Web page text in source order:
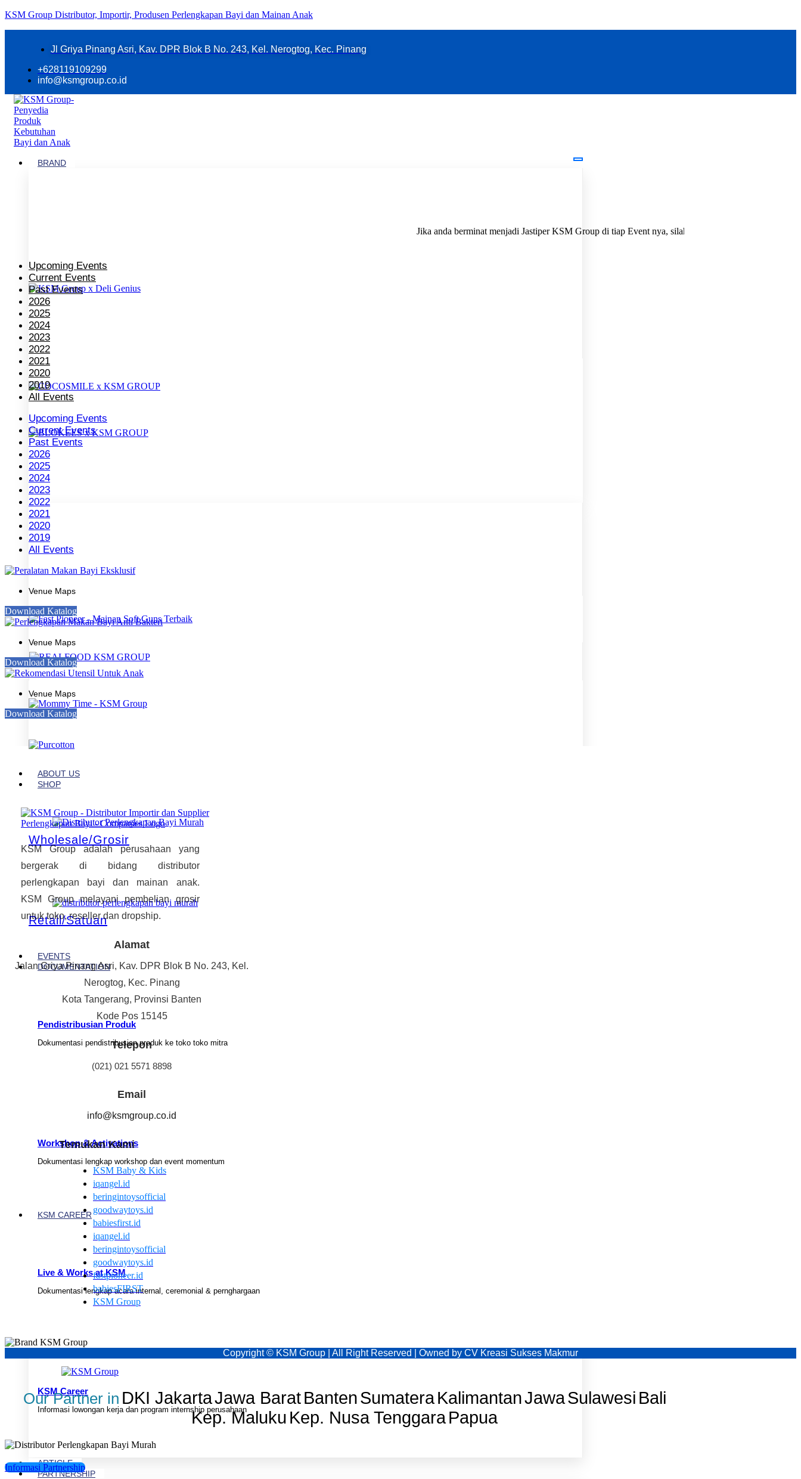
KSM Group Distributor, Importir, Produsen Perlengkapan Bayi dan Mainan Anak
Jl Griya Pinang Asri, Kav. DPR Blok B No. 243, Kel. Nerogtog, Kec. Pinang
+628119109299
info@ksmgroup.co.id
BRAND
ABOUT US
SHOP
Wholesale/Grosir
Retail/Satuan
EVENTS
DOCUMENTATION
Pendistribusian Produk
Dokumentasi pendistribusian produk ke toko toko mitra
Workshop & Activations
Dokumentasi lengkap workshop dan event momentum
KSM CAREER
Live & Works at KSM
Dokumentasi lengkap acara internal, ceremonial & pernghargaan
KSM Career
Informasi lowongan kerja dan program internship perusahaan
ARTICLE
PARTNERSHIP
Jika anda berminat menjadi Jastiper KSM Group di tiap Event nya, silahkan chat tim kami dengan klik
Upcoming Events
Current Events
Past Events
2026
2025
2024
2023
2022
2021
2020
2019
All Events
Upcoming Events
Current Events
Past Events
2026
2025
2024
2023
2022
2021
2020
2019
All Events
Venue Maps
Download Katalog
Venue Maps
Download Katalog
Venue Maps
Download Katalog
KSM Group adalah perusahaan yang
bergerak di bidang distributor
perlengkapan bayi dan mainan anak.
KSM Group melayani pembelian grosir
untuk toko, reseller dan dropship.
Alamat
Jalan Griya Pinang Asri, Kav. DPR Blok B No. 243, Kel.
Nerogtog, Kec. Pinang
Kota Tangerang, Provinsi Banten
Kode Pos 15145
Telepon
(021) 021 5571 8898
Email
info@ksmgroup.co.id
Temukan Kami
KSM Baby & Kids
iqangel.id
beringintoysofficial
goodwaytoys.id
babiesfirst.id
iqangel.id
beringintoysofficial
goodwaytoys.id
fastpioneer.id
babiesFIRST
KSM Group
Copyright © KSM Group | All Right Reserved | Owned by CV Kreasi Sukses Makmur
Our Partner in DKI JakartaJawa Barat BantenSumatera KalimantanJawaSulawesi Bali
Kep. Maluku Kep. Nusa TenggaraPapua
Informasi Partnership